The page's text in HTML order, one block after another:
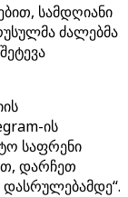
სამდღიანი
ძალებმა
ის
საფრენი
დარჩეთ